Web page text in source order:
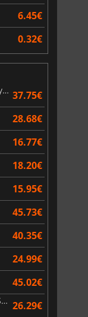
15.48
6.45€
0.32€
Assassin's Creed Black Flag Resynced 37.75€
28.68€
16.77€
18.20€
15.95€
45.73€
40.35€
24.99€
45.02€
DRAGON BALL Sparking! ZERO Super Limit Breaking NEO 26.29€